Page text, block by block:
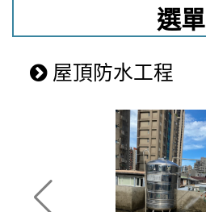
選單
屋頂防水工程